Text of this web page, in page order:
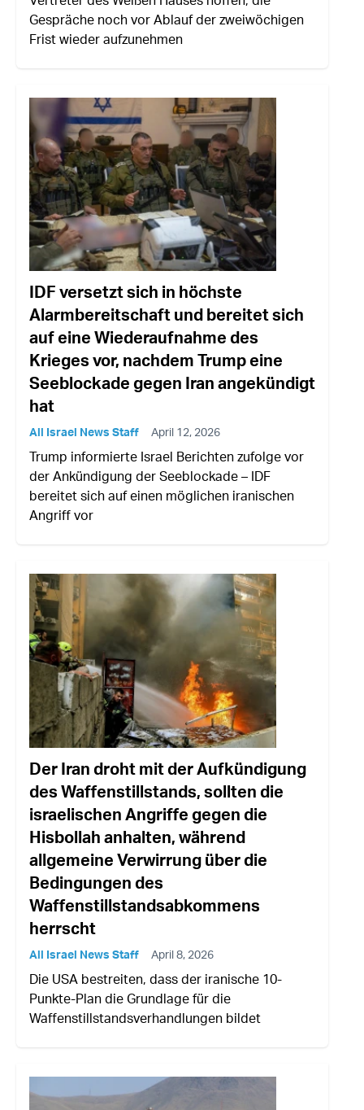
Gespräche noch vor Ablauf der zweiwöchigen
Frist wieder aufzunehmen
IDF versetzt sich in höchste
Alarmbereitschaft und bereitet sich
auf eine Wiederaufnahme des
Krieges vor, nachdem Trump eine
Seeblockade gegen Iran angekündigt
hat
All Israel News Staff April 12, 2026
Trump informierte Israel Berichten zufolge vor
der Ankündigung der Seeblockade – IDF
bereitet sich auf einen möglichen iranischen
Angriff vor
Der Iran droht mit der Aufkündigung
des Waffenstillstands, sollten die
israelischen Angriffe gegen die
Hisbollah anhalten, während
allgemeine Verwirrung über die
Bedingungen des
Waffenstillstandsabkommens
herrscht
All Israel News Staff April 8, 2026
Die USA bestreiten, dass der iranische 10-
Punkte-Plan die Grundlage für die
Waffenstillstandsverhandlungen bildet